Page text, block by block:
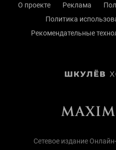
О проекте Реклама
Политика
Рекомендательные
Сетевое издание